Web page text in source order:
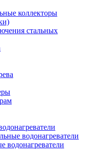
коллекторы
стальных
водонагреватели
водонагреватели